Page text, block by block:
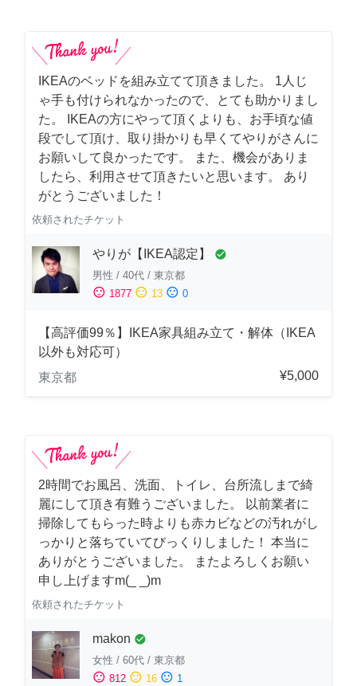
IKEAのベッドを組み立てて頂きました。 1人じ
ゃ手も付けられなかったので、とても助かりまし
た。 IKEAの方にやって頂くよりも、お手頃な値
段でして頂け、取り掛かりも早くてやりがさんに
お願いして良かったです。 また、機会がありま
したら、利用させて頂きたいと思います。 あり
がとうございました！
依頼されたチケット
やりが【IKEA認定】 check_circle
男性 / 40代 / 東京都
sentiment_satisfied 1877 sentiment_neutral 13 sentiment_dissatisfied 0
【高評価99％】IKEA家具組み立て・解体（IKEA
以外も対応可）
東京都
¥5,000
2時間でお風呂、洗面、トイレ、台所流しまで綺
麗にして頂き有難うございました。 以前業者に
掃除してもらった時よりも赤カビなどの汚れがし
っかりと落ちていてびっくりしました！ 本当に
ありがとうございました。 またよろしくお願い
申し上げますm(_ _)m
依頼されたチケット
makon check_circle
女性 / 60代 / 東京都
sentiment_satisfied 812 sentiment_neutral 16 sentiment_dissatisfied 1